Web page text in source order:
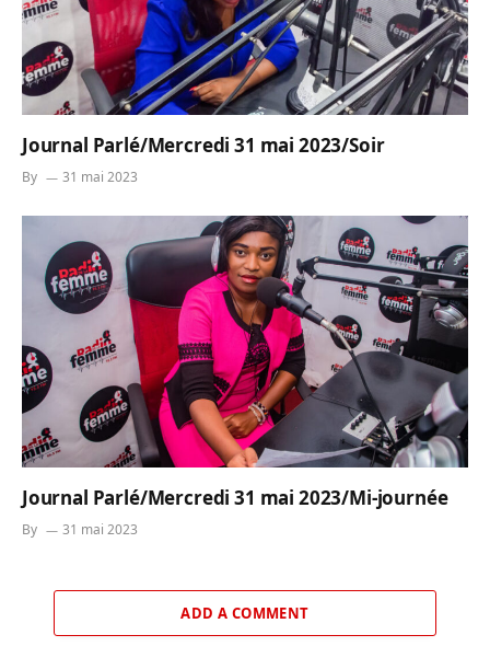
Journal Parlé/Mercredi 31 mai 2023/Soir
By 31 mai 2023
Journal Parlé/Mercredi 31 mai 2023/Mi-journée
By 31 mai 2023
ADD A COMMENT